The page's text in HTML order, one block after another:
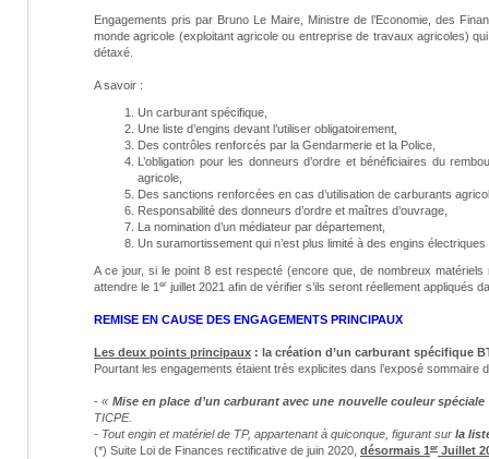
Engagements pris par Bruno Le Maire, Ministre de l’Economie, des
monde agricole (exploitant agricole ou entreprise de travaux agricoles)
détaxé.
A savoir :
Un carburant spécifique,
Une liste d’engins devant l’utiliser obligatoirement,
Des contrôles renforcés par la Gendarmerie et la Police,
L’obligation pour les donneurs d’ordre et bénéficiaires du
agricole,
Des sanctions renforcées en cas d’utilisation de carburants
Responsabilité des donneurs d’ordre et maîtres d’ouvrage,
La nomination d’un médiateur par département,
Un suramortissement qui n’est plus limité à des engins
A ce jour, si le point 8 est respecté (encore que, de nombreux
attendre le 1 er juillet 2021 afin de vérifier s’ils seront réellement appliqués
REMISE EN CAUSE DES ENGAGEMENTS PRINCIPAUX
Les deux points principaux : la création d’un carburant spécifique
Pourtant les engagements étaient très explicites dans l’exposé
- « Mise en place d’un carburant avec une nouvelle couleur spéciale
TICPE.
- Tout engin et matériel de TP, appartenant à quiconque, figurant sur la
(*) Suite Loi de Finances rectificative de juin 2020, désormais 1 er Juillet